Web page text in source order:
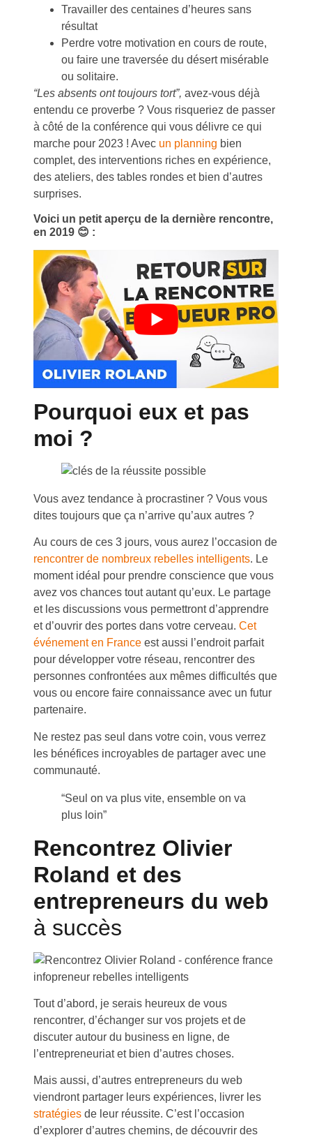
Travailler des centaines d’heures sans
résultat
Perdre votre motivation en cours de route,
ou faire une traversée du désert misérable
ou solitaire.
“Les absents ont toujours tort”, avez-vous déjà
entendu ce proverbe ? Vous risqueriez de passer
à côté de la conférence qui vous délivre ce qui
marche pour 2023 ! Avec un planning bien
complet, des interventions riches en expérience,
des ateliers, des tables rondes et bien d’autres
surprises.
Voici un petit aperçu de la dernière rencontre,
en 2019 😊 :
Pourquoi eux et pas
moi ?
Vous avez tendance à procrastiner ? Vous vous
dites toujours que ça n’arrive qu’aux autres ?
Au cours de ces 3 jours, vous aurez l’occasion de
rencontrer de nombreux rebelles intelligents. Le
moment idéal pour prendre conscience que vous
avez vos chances tout autant qu’eux. Le partage
et les discussions vous permettront d’apprendre
et d’ouvrir des portes dans votre cerveau. Cet
événement en France est aussi l’endroit parfait
pour développer votre réseau, rencontrer des
personnes confrontées aux mêmes difficultés que
vous ou encore faire connaissance avec un futur
partenaire.
Ne restez pas seul dans votre coin, vous verrez
les bénéfices incroyables de partager avec une
communauté.
“Seul on va plus vite, ensemble on va
plus loin”
Rencontrez Olivier
Roland et des
entrepreneurs du web
à succès
Tout d’abord, je serais heureux de vous
rencontrer, d’échanger sur vos projets et de
discuter autour du business en ligne, de
l’entrepreneuriat et bien d’autres choses.
Mais aussi, d’autres entrepreneurs du web
viendront partager leurs expériences, livrer les
stratégies de leur réussite. C’est l’occasion
d’explorer d’autres chemins, de découvrir des